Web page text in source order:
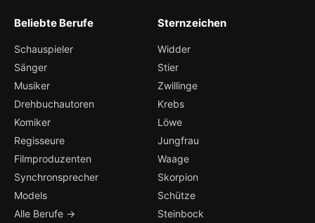
Beliebte Berufe
Schauspieler
Sänger
Musiker
Drehbuchautoren
Komiker
Regisseure
Filmproduzenten
Synchronsprecher
Models
Alle Berufe →
Sternzeichen
Widder
Stier
Zwillinge
Krebs
Löwe
Jungfrau
Waage
Skorpion
Schütze
Steinbock